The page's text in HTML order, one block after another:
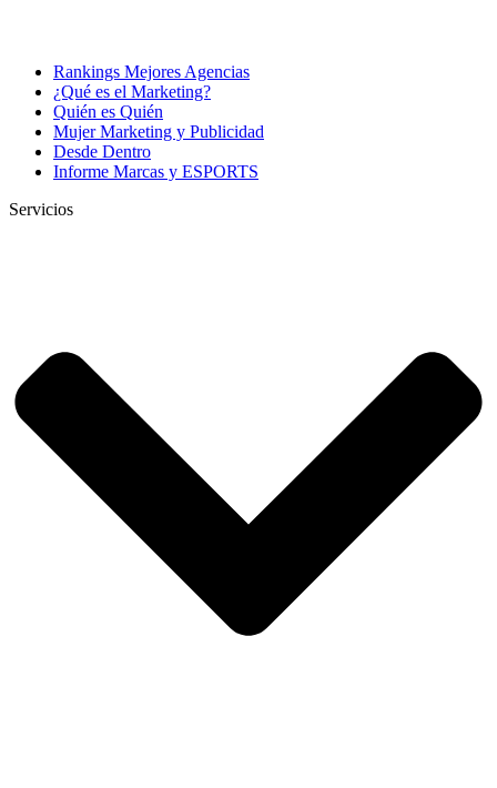
Rankings Mejores Agencias
¿Qué es el Marketing?
Quién es Quién
Mujer Marketing y Publicidad
Desde Dentro
Informe Marcas y ESPORTS
Servicios